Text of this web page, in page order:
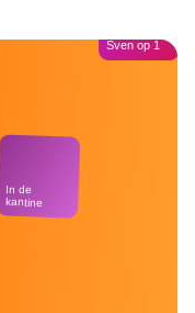
In de
kantine
Sven op 1